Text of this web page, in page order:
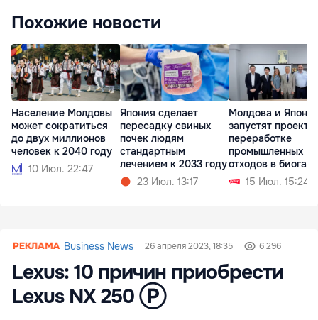
Похожие новости
Население Молдовы
может сократиться
до двух миллионов
человек к 2040 году
10 Июл. 22:47
Япония сделает
пересадку свиных
почек людям
стандартным
лечением к 2033 году
23 Июл. 13:17
Молдова и
запустят проект
переработке
промышленных
отходов в биогаз
15 Июл. 15:24
Business News 26 апреля 2023, 18:35 6 296
Lexus: 10 причин приобрести
Lexus NX 250 Ⓟ